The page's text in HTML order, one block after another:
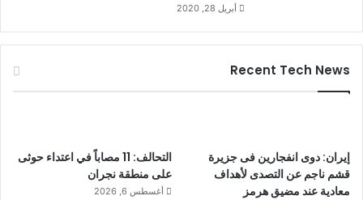
أبريل 28, 2020
Recent Tech News
إيران: دوى انفجارين فى جزيرة
قشم ناجم عن التصدى لأهداف
معادية عند مضيق هرمز
التحالف: 11 مصاباً في اعتداء حوثى
على منطقة نجران
أغسطس 6, 2026